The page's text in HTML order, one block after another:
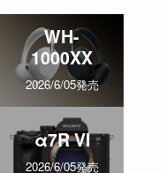
WH-
1000XX
2026/6/05発売
α7R VI
2026/6/05発売